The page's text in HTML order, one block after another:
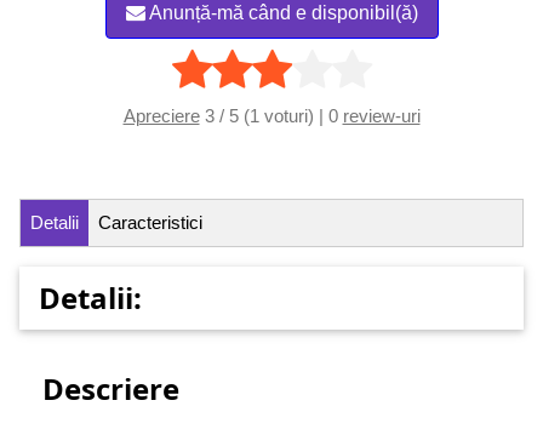
Anunță-mă când e disponibil(ă)
Apreciere3 / 5 (1 voturi) | 0 review-uri
Detalii Caracteristici
Detalii:
Descriere